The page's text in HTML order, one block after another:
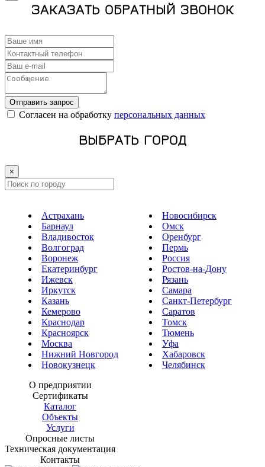
ЗАКАЗАТЬ ОБРАТНЫЙ ЗВОНОК
Отправить запрос
Cогласен на обработку персональных данных
ВЫБРАТЬ ГОРОД
×
Астрахань
Барнаул
Владивосток
Волгоград
Воронеж
Екатеринбург
Ижевск
Иркутск
Казань
Кемерово
Краснодар
Красноярск
Москва
Нижний Новгород
Новокузнецк
Новосибирск
Омск
Оренбург
Пермь
Россия
Ростов-на-Дону
Рязань
Самара
Санкт-Петербург
Саратов
Томск
Тюмень
Уфа
Хабаровск
Челябинск
О предприятии
Сертификаты
Каталог
Объекты
Услуги
Опросные листы
Техническая документация
Контакты